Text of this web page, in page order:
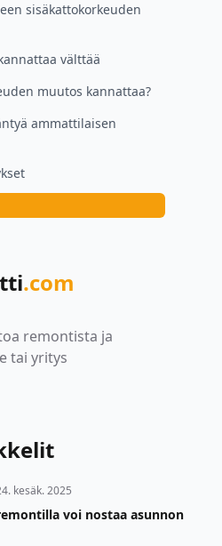
sisäkattokorkeuden
välttää
muutos kannattaa?
ammattilaisen
.com
remontista ja
tai yritys
kesäk. 2025
voi nostaa asunnon